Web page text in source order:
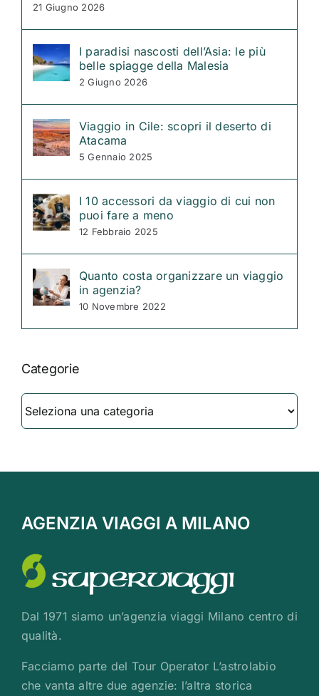
21 Giugno 2026
I paradisi nascosti dell’Asia: le più
belle spiagge della Malesia
2 Giugno 2026
Viaggio in Cile: scopri il deserto di
Atacama
5 Gennaio 2025
I 10 accessori da viaggio di cui non
puoi fare a meno
12 Febbraio 2025
Quanto costa organizzare un viaggio
in agenzia?
10 Novembre 2022
Categorie
Categorie
AGENZIA VIAGGI A MILANO
Dal 1971 siamo un’agenzia viaggi Milano centro di
qualità.
Facciamo parte del Tour Operator L’astrolabio
che vanta altre due agenzie: l’altra storica